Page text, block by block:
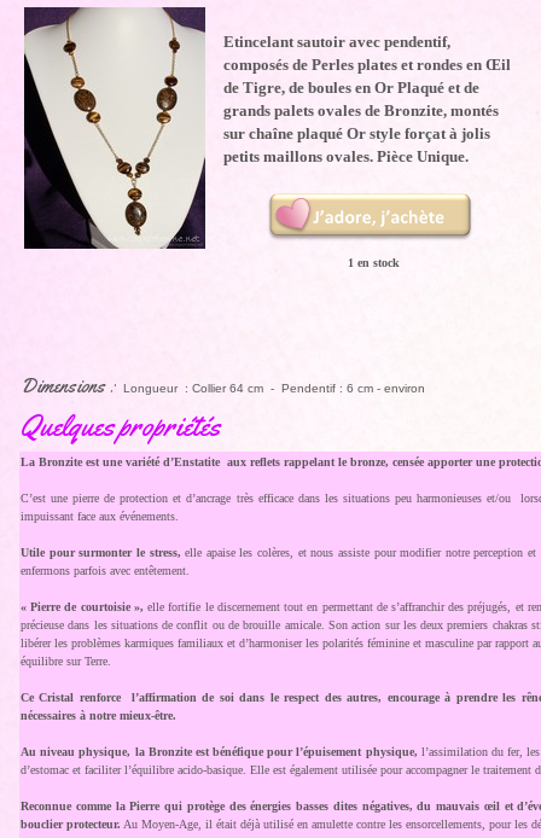
Etincelant sautoir avec pendentif,
composés de Perles plates et rondes en Œil
de Tigre, de boules en Or Plaqué et de
grands palets ovales de Bronzite, montés
sur chaîne plaqué Or style forçat à jolis
petits maillons ovales. Pièce Unique.
1 en stock
Dimensions : Longueur : Collier 64 cm - Pendentif : 6 cm - environ
Quelques propriétés
La Bronzite est une variété d’Enstatite aux reflets rappelant le bronze, censée apporter une
C’est une pierre de protection et d’ancrage très efficace dans les situations peu harmonieuses et/ou
impuissant face aux événements.
Utile pour surmonter le stress, elle apaise les colères, et nous assiste pour modifier notre perception et
enfermons parfois avec entêtement.
« Pierre de courtoisie », elle fortifie le discernement tout en permettant de s’affranchir des préjugés, et
précieuse dans les situations de conflit ou de brouille amicale. Son action sur les deux premiers chakras
libérer les problèmes karmiques familiaux et d’harmoniser les polarités féminine et masculine par rapport
équilibre sur Terre.
Ce Cristal renforce l’affirmation de soi dans le respect des autres, encourage à prendre les
nécessaires à notre mieux-être.
Au niveau physique, la Bronzite est bénéfique pour l’épuisement physique, l’assimilation du fer,
d’estomac et faciliter l’équilibre acido-basique. Elle est également utilisée pour accompagner le traitement
Reconnue comme la Pierre qui protège des énergies basses dites négatives, du mauvais œil et
bouclier protecteur. Au Moyen-Age, il était déjà utilisé en amulette contre les ensorcellements, pour les